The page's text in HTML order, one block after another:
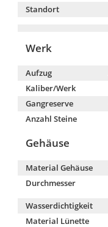
Standort
Werk
Aufzug
Kaliber/Werk
Gangreserve
Anzahl Steine
Gehäuse
Material Gehäuse
Durchmesser
Wasserdichtigkeit
Material Lünette